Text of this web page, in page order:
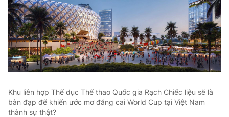
Khu liên hợp Thể dục Thể thao Quốc gia Rạch Chiếc liệu sẽ là
bàn đạp để khiến ước mơ đăng cai World Cup tại Việt Nam
thành sự thật?